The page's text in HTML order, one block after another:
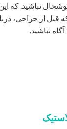
نباشید. که
قبل از جراحی،
نباشید.